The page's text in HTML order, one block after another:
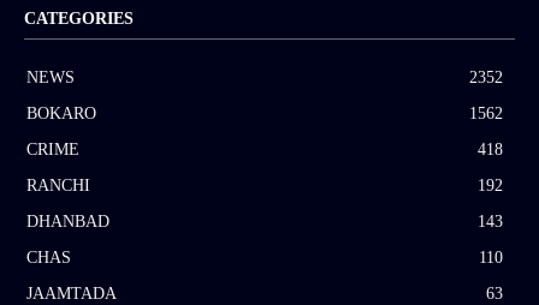
CATEGORIES
NEWS
2352
BOKARO
1562
CRIME
418
RANCHI
192
DHANBAD
143
CHAS
110
JAAMTADA
63